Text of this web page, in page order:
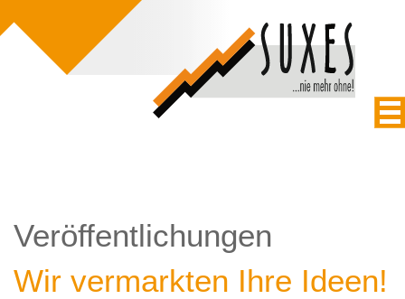
Veröffentlichungen
Wir vermarkten Ihre Ideen!